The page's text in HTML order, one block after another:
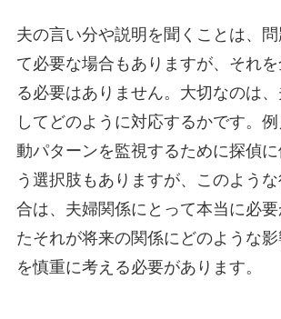
夫の言い分や説明を聞くことは、
て必要な場合もありますが、それ
る必要はありません。大切なのは
してどのように対応するかです。
動パターンを監視するために探偵
う選択肢もありますが、このよう
合は、夫婦関係にとって本当に必要
たそれが将来の関係にどのような
を慎重に考える必要があります。